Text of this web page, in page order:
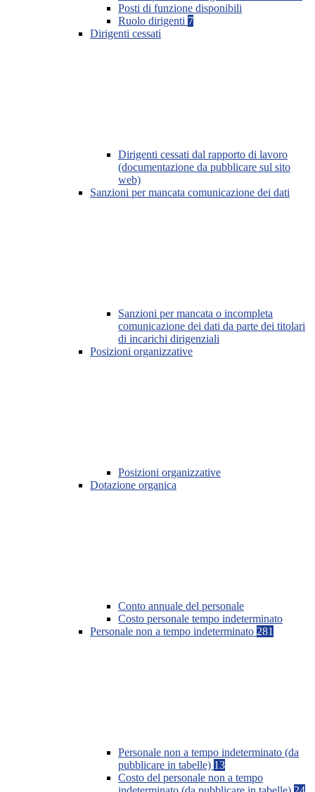
Posti di funzione disponibili
Ruolo dirigenti 7
Dirigenti cessati
Dirigenti cessati dal rapporto di lavoro
(documentazione da pubblicare sul sito
web)
Sanzioni per mancata comunicazione dei dati
Sanzioni per mancata o incompleta
comunicazione dei dati da parte dei titolari
di incarichi dirigenziali
Posizioni organizzative
Posizioni organizzative
Dotazione organica
Conto annuale del personale
Costo personale tempo indeterminato
Personale non a tempo indeterminato 281
Personale non a tempo indeterminato (da
pubblicare in tabelle) 13
Costo del personale non a tempo